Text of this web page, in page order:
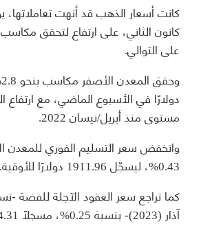
كانون الثاني، على ارتفاع لتحقق
على التوالي.
دولارًا في الأسبوع الماضي، مع
مستوى منذ أبريل/نيسان 2022.
وانخفض سعر التسليم الفوري للمعدن
0.43%، ليسجّل 1911.96 دولارًا للأوقية.
كما تراجع سعر العقود الآجلة للفضة
آذار (2023)- بنسبة 0.25%، مسجلًا 24.31 دولارًا للأوقية.